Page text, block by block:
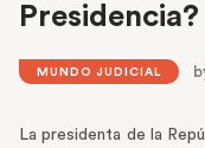
Presidencia?
MUNDO JUDICIAL
La presidenta de la